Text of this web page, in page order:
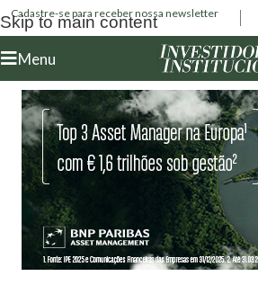
Skip to main content
Cadastre-se para receber nossa newsletter
Menu